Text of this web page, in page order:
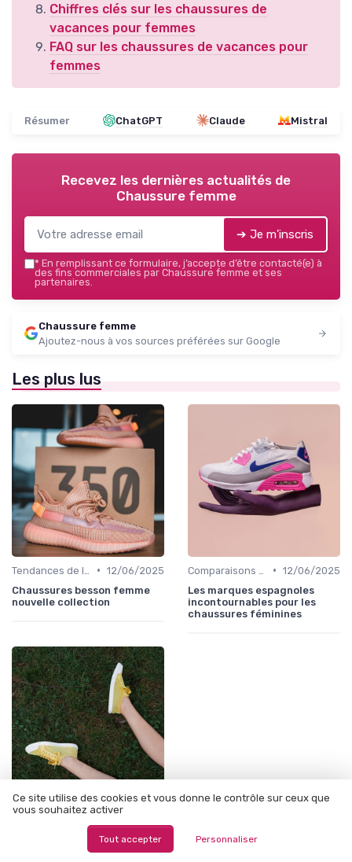
Chiffres clés sur les chaussures de
vacances pour femmes
FAQ sur les chaussures de vacances pour
femmes
Résumer ChatGPT Claude Mistral
Recevez les dernières actualités de
Chaussure femme
➔ Je m'inscris
* En remplissant ce formulaire, j’accepte d’être contacté(e) à
des fins commerciales par Chaussure femme et ses
partenaires.
Chaussure femme
Ajoutez-nous à vos sources préférées sur Google
Les plus lus
• 12/06/2025
Chaussures besson femme
nouvelle collection
• 12/06/2025
Les marques espagnoles
incontournables pour les
chaussures féminines
Comparaisons de Marques • 12/11/2025
Les marques de chaussures
espagnoles : élégance et
savoir-faire au féminin
Ce site utilise des cookies et vous donne le contrôle sur ceux que
vous souhaitez activer
Tout accepter Personnaliser